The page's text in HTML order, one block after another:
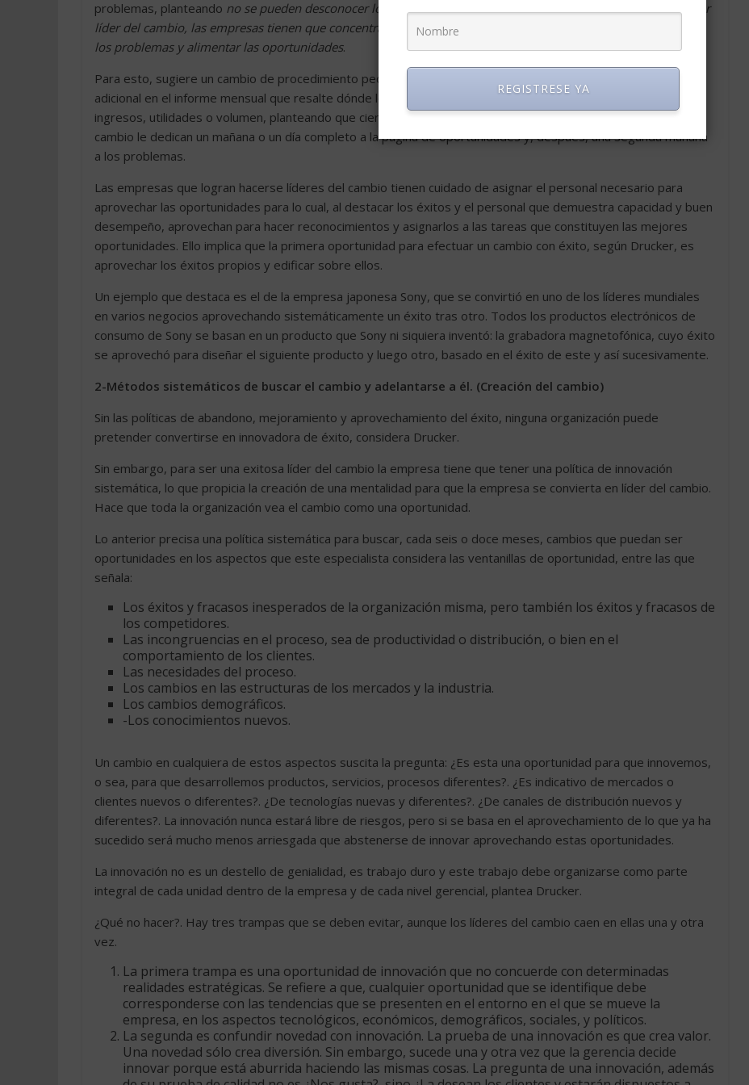
problemas, planteando no se pueden desconocer los problemas, y los graves tienen que atacarse. Mas para ser
líder del cambio, las empresas tienen que concentrarse en las oportunidades. Tienen que matar de hambre a
los problemas y alimentar las oportunidades.
Para esto, sugiere un cambio de procedimiento pequeño pero que considera fundamental, una primera página
adicional en el informe mensual que resalte dónde los resultados son mejores de lo previsto, sea en ventas,
ingresos, utilidades o volumen, planteando que ciertas organizaciones que se han convertido en líderes del
cambio le dedican un mañana o un día completo a la página de oportunidades y, después, una segunda mañana
a los problemas.
Las empresas que logran hacerse líderes del cambio tienen cuidado de asignar el personal necesario para
aprovechar las oportunidades para lo cual, al destacar los éxitos y el personal que demuestra capacidad y buen
desempeño, aprovechan para hacer reconocimientos y asignarlos a las tareas que constituyen las mejores
oportunidades. Ello implica que la primera oportunidad para efectuar un cambio con éxito, según Drucker, es
aprovechar los éxitos propios y edificar sobre ellos.
Un ejemplo que destaca es el de la empresa japonesa Sony, que se convirtió en uno de los líderes mundiales
en varios negocios aprovechando sistemáticamente un éxito tras otro. Todos los productos electrónicos de
consumo de Sony se basan en un producto que Sony ni siquiera inventó: la grabadora magnetofónica, cuyo éxito
se aprovechó para diseñar el siguiente producto y luego otro, basado en el éxito de este y así sucesivamente.
2-Métodos sistemáticos de buscar el cambio y adelantarse a él. (Creación del cambio)
Sin las políticas de abandono, mejoramiento y aprovechamiento del éxito, ninguna organización puede
pretender convertirse en innovadora de éxito, considera Drucker.
Sin embargo, para ser una exitosa líder del cambio la empresa tiene que tener una política de innovación
sistemática, lo que propicia la creación de una mentalidad para que la empresa se convierta en líder del cambio.
Hace que toda la organización vea el cambio como una oportunidad.
Lo anterior precisa una política sistemática para buscar, cada seis o doce meses, cambios que puedan ser
oportunidades en los aspectos que este especialista considera las ventanillas de oportunidad, entre las que
señala:
Los éxitos y fracasos inesperados de la organización misma, pero también los éxitos y fracasos de
los competidores.
Las incongruencias en el proceso, sea de productividad o distribución, o bien en el
comportamiento de los clientes.
Las necesidades del proceso.
Los cambios en las estructuras de los mercados y la industria.
Los cambios demográficos.
-Los conocimientos nuevos.
Un cambio en cualquiera de estos aspectos suscita la pregunta: ¿Es esta una oportunidad para que innovemos,
o sea, para que desarrollemos productos, servicios, procesos diferentes?. ¿Es indicativo de mercados o
clientes nuevos o diferentes?. ¿De tecnologías nuevas y diferentes?. ¿De canales de distribución nuevos y
diferentes?. La innovación nunca estará libre de riesgos, pero si se basa en el aprovechamiento de lo que ya ha
sucedido será mucho menos arriesgada que abstenerse de innovar aprovechando estas oportunidades.
La innovación no es un destello de genialidad, es trabajo duro y este trabajo debe organizarse como parte
integral de cada unidad dentro de la empresa y de cada nivel gerencial, plantea Drucker.
¿Qué no hacer?. Hay tres trampas que se deben evitar, aunque los líderes del cambio caen en ellas una y otra
vez.
La primera trampa es una oportunidad de innovación que no concuerde con determinadas
realidades estratégicas. Se refiere a que, cualquier oportunidad que se identifique debe
corresponderse con las tendencias que se presenten en el entorno en el que se mueve la
empresa, en los aspectos tecnológicos, económicos, demográficos, sociales, y políticos.
La segunda es confundir novedad con innovación. La prueba de una innovación es que crea valor.
Una novedad sólo crea diversión. Sin embargo, sucede una y otra vez que la gerencia decide
innovar porque está aburrida haciendo las mismas cosas. La pregunta de una innovación, además
REGISTRESE YA